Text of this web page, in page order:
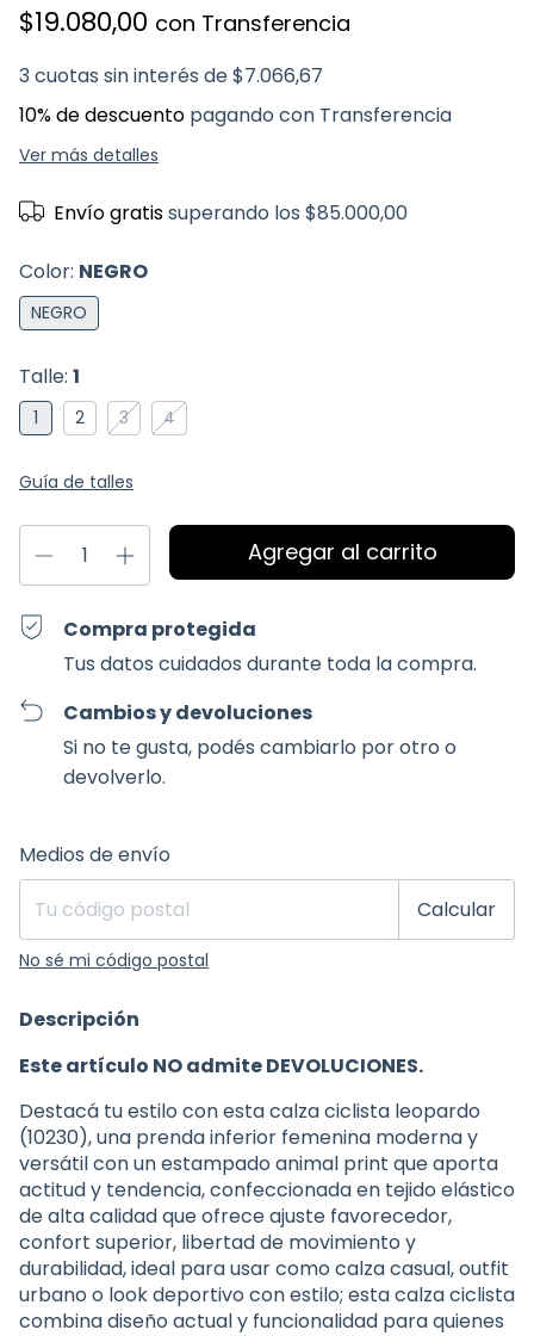
$19.080,00 con Transferencia
3 cuotas sin interés de$7.066,67
10% de descuento pagando con Transferencia
Ver más detalles
Envío gratissuperando los$85.000,00
Color: NEGRO
NEGRO
Talle: 1
1 2 3 4
Guía de talles
Compra protegida
Tus datos cuidados durante toda la compra.
Cambios y devoluciones
Si no te gusta, podés cambiarlo por otro o
devolverlo.
Entregas para el CP:
Medios de envío
Calcular
No sé mi código postal
Descripción
Este artículo NO admite DEVOLUCIONES.
Destacá tu estilo con esta calza ciclista leopardo
(10230), una prenda inferior femenina moderna y
versátil con un estampado animal print que aporta
actitud y tendencia, confeccionada en tejido elástico
de alta calidad que ofrece ajuste favorecedor,
confort superior, libertad de movimiento y
durabilidad, ideal para usar como calza casual, outfit
urbano o look deportivo con estilo; esta calza ciclista
combina diseño actual y funcionalidad para quienes